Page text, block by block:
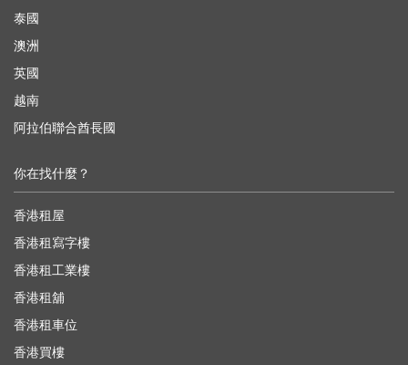
泰國
澳洲
英國
越南
阿拉伯聯合酋長國
你在找什麼？
香港租屋
香港租寫字樓
香港租工業樓
香港租舖
香港租車位
香港買樓